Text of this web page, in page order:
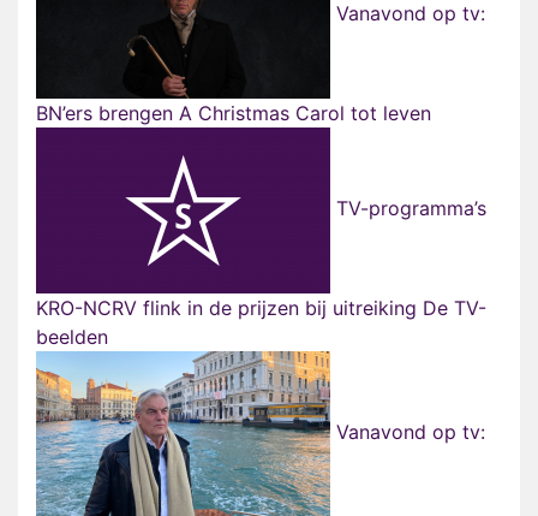
Vanavond op tv:
BN’ers brengen A Christmas Carol tot leven
TV-programma’s
KRO-NCRV flink in de prijzen bij uitreiking De TV-
beelden
Vanavond op tv: